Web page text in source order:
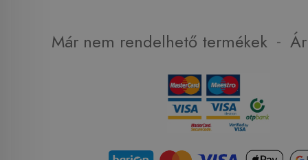
Már nem rendelhető termékek -